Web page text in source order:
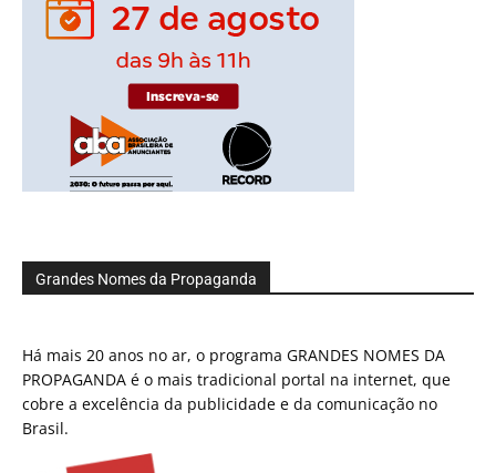
Grandes Nomes da Propaganda
Há mais 20 anos no ar, o programa GRANDES NOMES DA
PROPAGANDA é o mais tradicional portal na internet, que
cobre a excelência da publicidade e da comunicação no
Brasil.